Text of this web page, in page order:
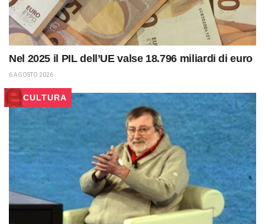
Nel 2025 il PIL dell’UE valse 18.796 miliardi di euro
6 AGOSTO 2026
CULTURA